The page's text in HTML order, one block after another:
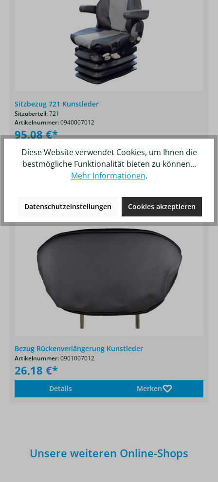
Sitzbezug 721 Kunstleder
Sitzoberteil:721
Artikelnummer:0940007012
95,08 €*
Details
Produktgalerie überspringen
Ähnliche Artikel
Bezug Rückenverlängerung Kunstleder
Artikelnummer:0901007012
26,18 €*
Details Merken
Unsere weiteren Online-Shops
Diese Website verwendet Cookies, um Ihnen die
bestmögliche Funktionalität bieten zu können...
Mehr Informationen.
Datenschutzeinstellungen Cookies akzeptieren